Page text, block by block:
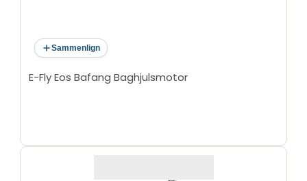
Sammenlign
E-Fly Eos Bafang Baghjulsmotor